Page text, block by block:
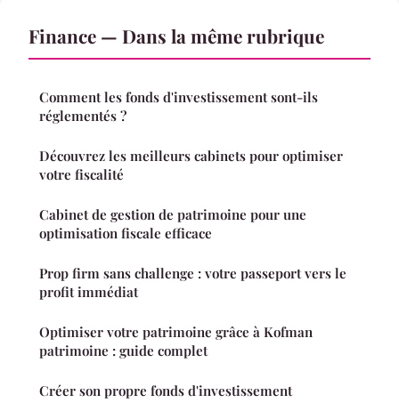
Finance — Dans la même rubrique
Comment les fonds d'investissement sont-ils
réglementés ?
Découvrez les meilleurs cabinets pour optimiser
votre fiscalité
Cabinet de gestion de patrimoine pour une
optimisation fiscale efficace
Prop firm sans challenge : votre passeport vers le
profit immédiat
Optimiser votre patrimoine grâce à Kofman
patrimoine : guide complet
Créer son propre fonds d'investissement